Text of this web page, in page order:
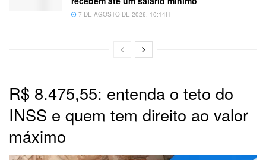
7 DE AGOSTO DE 2026, 10:14H
R$ 8.475,55: entenda o teto do
INSS e quem tem direito ao valor
máximo